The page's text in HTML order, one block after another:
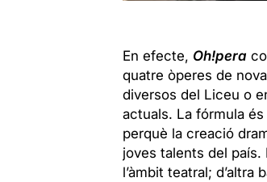
En efecte, Oh!pera
quatre òperes de
diversos del Liceu o
actuals. La fórmula
perquè la creació
joves talents del
l’àmbit teatral;